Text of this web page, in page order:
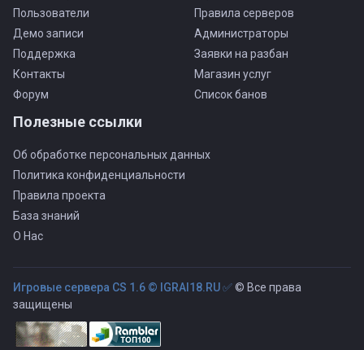
Пользователи
Демо записи
Поддержка
Контакты
Форум
Правила серверов
Администраторы
Заявки на разбан
Магазин услуг
Список банов
Полезные ссылки
Об обработке персональных данных
Политика конфиденциальности
Правила проекта
База знаний
О Нас
Игровые сервера CS 1.6 © IGRAI18.RU ✅© Все права
защищены